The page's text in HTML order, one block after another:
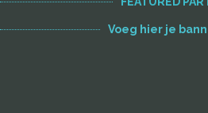
Voeg hier je